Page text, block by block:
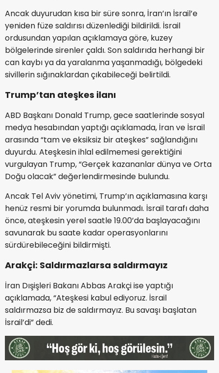
Ancak duyurudan kısa bir süre sonra, İran’ın İsrail’e
yeniden füze saldırısı düzenlediği bildirildi. İsrail
ordusundan yapılan açıklamaya göre, kuzey
bölgelerinde sirenler çaldı. Son saldırıda herhangi bir
can kaybı ya da yaralanma yaşanmadığı, bölgedeki
sivillerin sığınaklardan çıkabileceği belirtildi.
Trump’tan ateşkes ilanı
ABD Başkanı Donald Trump, gece saatlerinde sosyal
medya hesabından yaptığı açıklamada, İran ve İsrail
arasında “tam ve eksiksiz bir ateşkes” sağlandığını
duyurdu. Ateşkesin ihlal edilmemesi gerektiğini
vurgulayan Trump, “Gerçek kazananlar dünya ve Orta
Doğu olacak” değerlendirmesinde bulundu.
Ancak Tel Aviv yönetimi, Trump’ın açıklamasına karşı
henüz resmi bir yorumda bulunmadı. İsrail tarafı daha
önce, ateşkesin yerel saatle 19.00’da başlayacağını
savunarak bu saate kadar operasyonlarını
sürdürebileceğini bildirmişti.
Arakçi: Saldırmazlarsa saldırmayız
İran Dışişleri Bakanı Abbas Arakçi ise yaptığı
açıklamada, “Ateşkesi kabul ediyoruz. İsrail
saldırmazsa biz de saldırmayız. Bu savaşı başlatan
İsrail’di” dedi.